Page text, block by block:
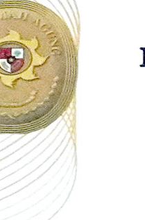
Diklat
WBBM
Integritas
Zona Integritas
Zona Integritas